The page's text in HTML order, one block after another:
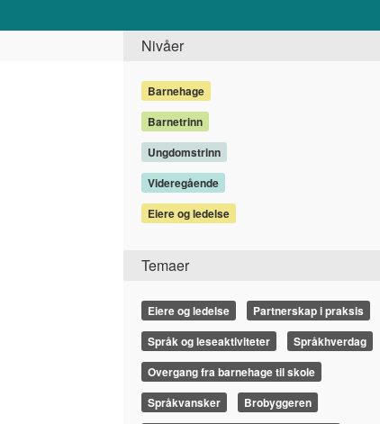
Nivåer
Barnehage
Barnetrinn
Ungdomstrinn
Videregående
Eiere og ledelse
Temaer
Eiere og ledelse
Partnerskap i praksis
Språk og leseaktiviteter
Språkhverdag
Overgang fra barnehage til skole
Språkvansker
Brobyggeren